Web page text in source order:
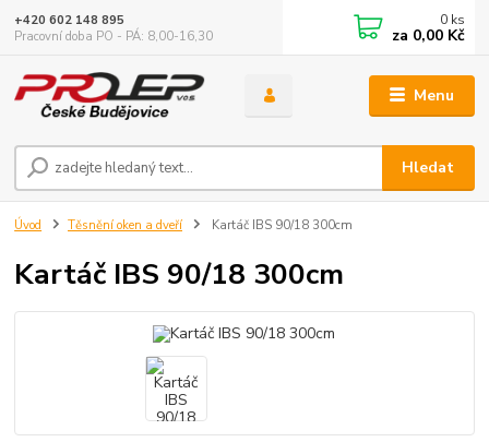
Menu
Hledat
+420 602 148 895
Pracovní doba PO - PÁ: 8,00-16,30
0 ks
za 0,00 Kč
Úvod Těsnění oken a dveří Kartáč IBS 90/18 300cm
Kartáč IBS 90/18 300cm